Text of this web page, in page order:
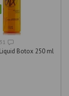
31
Botox 250 ml